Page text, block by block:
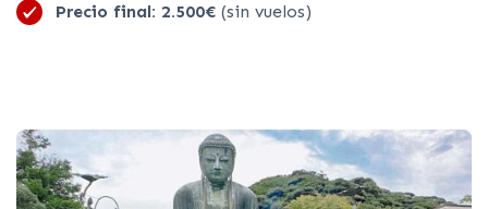
Precio final: 2.500€ (sin vuelos)